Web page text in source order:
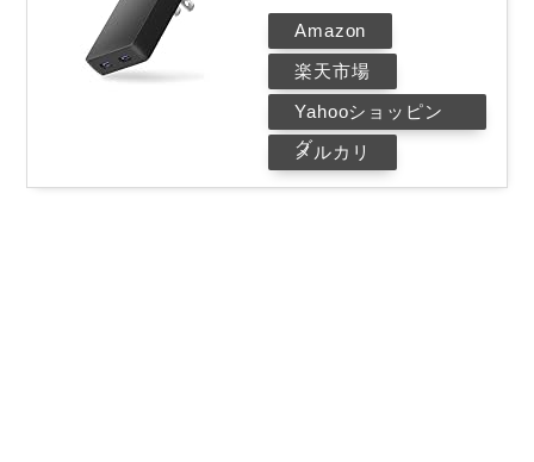
Amazon
楽天市場
Yahooショッピン
グ
メルカリ